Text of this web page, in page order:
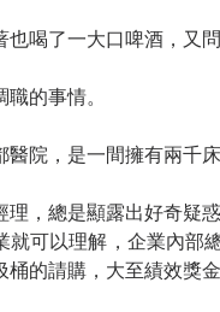
也喝了一大口啤酒，又
的事情。
院，是一間擁有兩千
，總是顯露出好奇疑
就可以理解，企業內部
的請購，大至績效獎